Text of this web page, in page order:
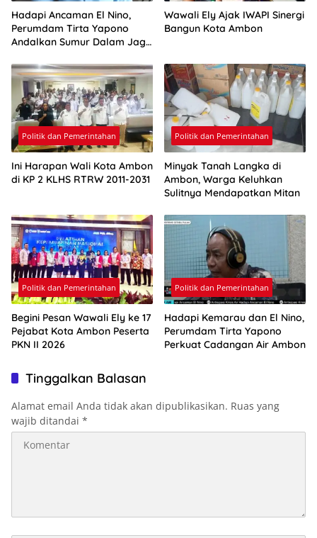
Hadapi Ancaman El Nino,
Perumdam Tirta Yapono
Andalkan Sumur Dalam Jaga
Wawali Ely Ajak IWAPI Sinergi
Bangun Kota Ambon
Politik dan Pemerintahan
Ini Harapan Wali Kota Ambon
di KP 2 KLHS RTRW 2011-2031
Politik dan Pemerintahan
Minyak Tanah Langka di
Ambon, Warga Keluhkan
Sulitnya Mendapatkan Mitan
Politik dan Pemerintahan
Begini Pesan Wawali Ely ke 17
Pejabat Kota Ambon Peserta
PKN II 2026
Politik dan Pemerintahan
Hadapi Kemarau dan El Nino,
Perumdam Tirta Yapono
Perkuat Cadangan Air Ambon
Tinggalkan Balasan
Alamat email Anda tidak akan dipublikasikan. Ruas yang
wajib ditandai *